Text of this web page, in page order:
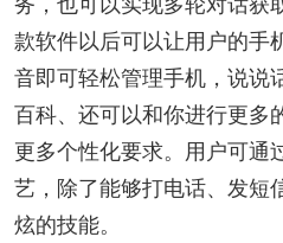
务，也可以实现多轮对话获
款软件以后可以让用户的手
音即可轻松管理手机，说说
百科、还可以和你进行更多
更多个性化要求。用户可通
艺，除了能够打电话、发短
炫的技能。